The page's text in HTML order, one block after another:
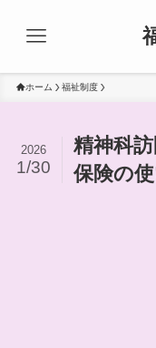
ホーム 福祉制度
精神科
保険の
2026
1/30